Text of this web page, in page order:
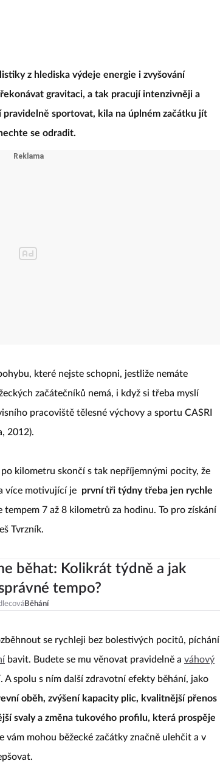
z hlediska výdeje energie i zvyšování
gravitaci, a tak pracují intenzivněji a
sportovat, kila na úplném začátku jít
se odradit.
které nejste schopni, jestliže nemáte
začátečníků nemá, i když si třeba myslí
pracoviště tělesné výchovy a sportu CASRI
2012).
kilometru skončí s tak nepříjemnými pocity, že
více motivující je první tři týdny třeba jen rychle
tempem 7 až 8 kilometrů za hodinu. To pro získání
Tvrzník.
běhat: Kolikrát týdně a jak
tempo?
Běhání
se rychleji bez bolestivých pocitů, píchání
bavit. Budete se mu věnovat pravidelně a váhový
A spolu s ním další zdravotní efekty běhání, jako
oběh, zvýšení kapacity plic, kvalitnější přenos
svaly a změna tukového profilu, která prospěje
vám mohou běžecké začátky značně ulehčit a v